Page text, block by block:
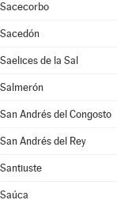
Sacecorbo
Sacedón
Saelices de la Sal
Salmerón
San Andrés del Congosto
San Andrés del Rey
Santiuste
Saúca